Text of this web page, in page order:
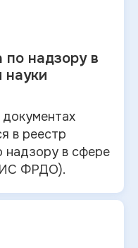
по надзору в
науки
в реестр
надзору в сфере
ФРДО).